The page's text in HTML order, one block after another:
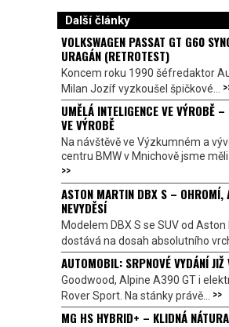
Další články
VOLKSWAGEN PASSAT GT G60
URAGÁN (RETROTEST)
Koncem roku 1990 šéfredaktor
Milan Jozíf vyzkoušel špičkové...
UMĚLÁ INTELIGENCE VE VÝROBĚ
VE VÝROBĚ
Na návštěvě ve Výzkumném a
centru BMW v Mnichově jsme měli
>>
ASTON MARTIN DBX S – OHROMÍ,
NEVYDĚSÍ
Modelem DBX S se SUV od
dostává na dosah absolutního
AUTOMOBIL: SRPNOVÉ VYDÁNÍ JIŽ
Goodwood, Alpine A390 GT i
Rover Sport. Na stánky právě... >>
MG HS HYBRID+ – KLIDNÁ NÁTURA